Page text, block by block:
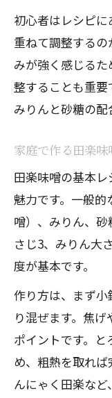
初心者はレシピ
重ねて調整する
みが強く感じる
整することも重要
みりんと砂糖の配
家庭で作る田楽
田楽味噌の基本
魅力です。一般
噌）、みりん、
さじ3、みりん大
度が基本です。
作り方は、まず
り混ぜます。焦
ポイントです。
め、粗熱を取れ
んにゃく田楽など